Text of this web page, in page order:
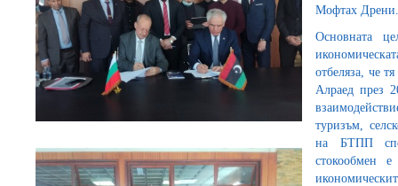
Мофтах Дрени.
Основната
отбеляза, че
Алраед през
туризъм,
на БТПП
стокообмен